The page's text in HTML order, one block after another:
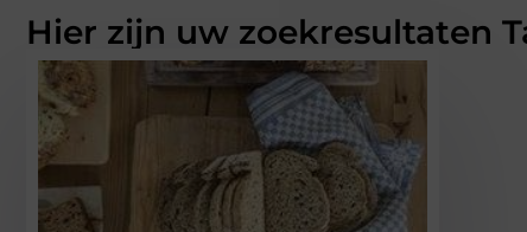
Hier zijn uw zoekresultaten